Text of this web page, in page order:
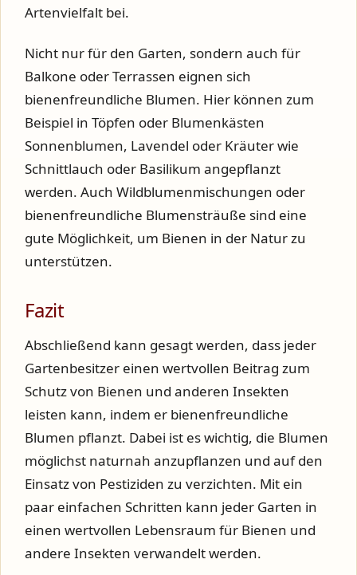
Artenvielfalt bei.
Nicht nur für den Garten, sondern auch für
Balkone oder Terrassen eignen sich
bienenfreundliche Blumen. Hier können zum
Beispiel in Töpfen oder Blumenkästen
Sonnenblumen, Lavendel oder Kräuter wie
Schnittlauch oder Basilikum angepflanzt
werden. Auch Wildblumenmischungen oder
bienenfreundliche Blumensträuße sind eine
gute Möglichkeit, um Bienen in der Natur zu
unterstützen.
Fazit
Abschließend kann gesagt werden, dass jeder
Gartenbesitzer einen wertvollen Beitrag zum
Schutz von Bienen und anderen Insekten
leisten kann, indem er bienenfreundliche
Blumen pflanzt. Dabei ist es wichtig, die Blumen
möglichst naturnah anzupflanzen und auf den
Einsatz von Pestiziden zu verzichten. Mit ein
paar einfachen Schritten kann jeder Garten in
einen wertvollen Lebensraum für Bienen und
andere Insekten verwandelt werden.